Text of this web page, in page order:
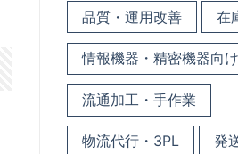
品質・運用改善 在
情報機器・精密機器向け
流通加工・手作業
物流代行・3PL 発